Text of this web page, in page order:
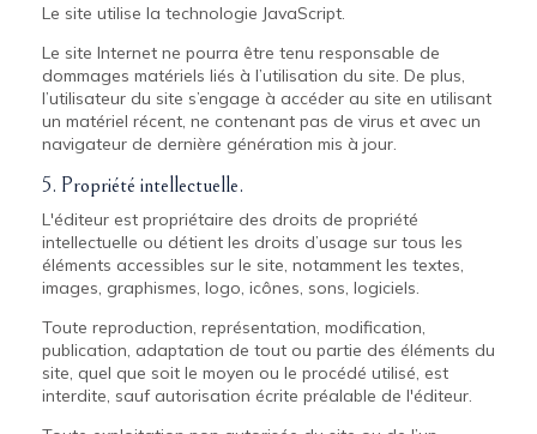
Le site utilise la technologie JavaScript.
Le site Internet ne pourra être tenu responsable de
dommages matériels liés à l’utilisation du site. De plus,
l’utilisateur du site s’engage à accéder au site en utilisant
un matériel récent, ne contenant pas de virus et avec un
navigateur de dernière génération mis à jour.
5. Propriété intellectuelle.
L'éditeur est propriétaire des droits de propriété
intellectuelle ou détient les droits d’usage sur tous les
éléments accessibles sur le site, notamment les textes,
images, graphismes, logo, icônes, sons, logiciels.
Toute reproduction, représentation, modification,
publication, adaptation de tout ou partie des éléments du
site, quel que soit le moyen ou le procédé utilisé, est
interdite, sauf autorisation écrite préalable de l'éditeur.